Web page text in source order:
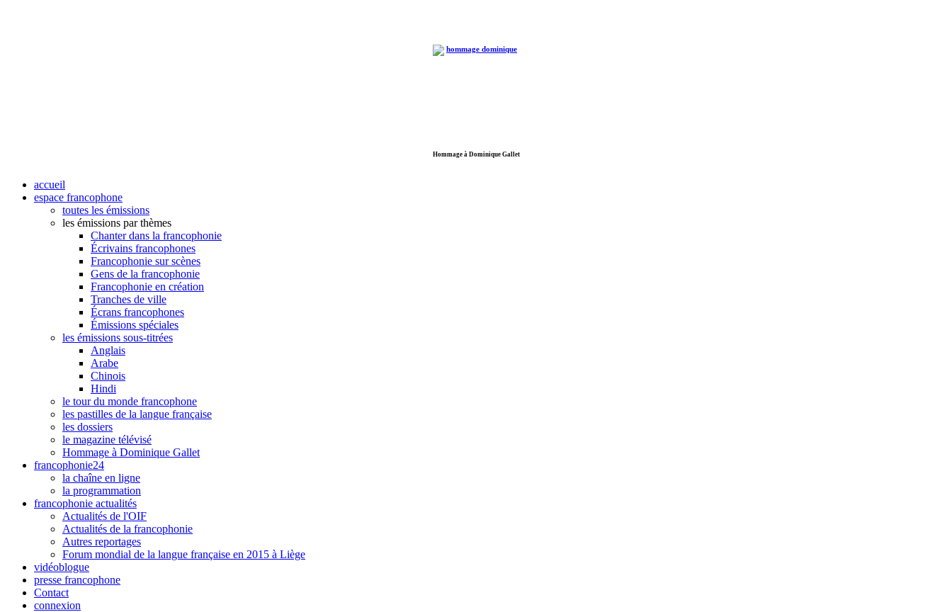
Hommage à Dominique Gallet
accueil
espace francophone
toutes les émissions
les émissions par thèmes
Chanter dans la francophonie
Écrivains francophones
Francophonie sur scènes
Gens de la francophonie
Francophonie en création
Tranches de ville
Écrans francophones
Émissions spéciales
les émissions sous-titrées
Anglais
Arabe
Chinois
Hindi
le tour du monde francophone
les pastilles de la langue française
les dossiers
le magazine télévisé
Hommage à Dominique Gallet
francophonie24
la chaîne en ligne
la programmation
francophonie actualités
Actualités de l'OIF
Actualités de la francophonie
Autres reportages
Forum mondial de la langue française en 2015 à Liège
vidéoblogue
presse francophone
Contact
connexion